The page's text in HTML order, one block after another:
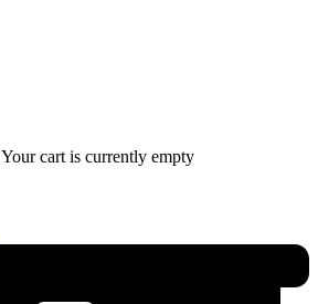
Your cart is currently empty